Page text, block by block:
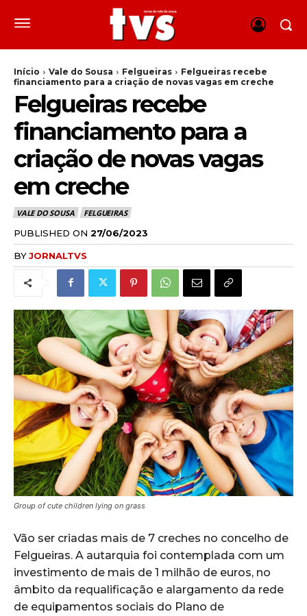
Início Vale do Sousa Felgueiras
Felgueiras recebe
financiamento para a criação de novas vagas em creche
Felgueiras recebe
financiamento para a
criação de novas vagas
em creche
VALE DO SOUSA FELGUEIRAS
PUBLISHED ON 27/06/2023
BYJORNALTVS
Group of cute children lying on grass
Vão ser criadas mais de 7 creches no concelho de
Felgueiras. A autarquia foi contemplada com um
investimento de mais de 1 milhão de euros, no
âmbito da requalificação e alargamento da rede
de equipamentos sociais do Plano de